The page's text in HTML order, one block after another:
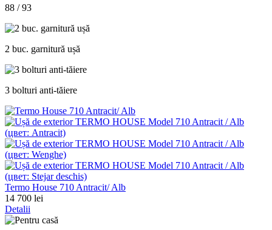
88 / 93
2 buc. garnitură ușă
3 bolturi anti-tăiere
Termo House 710 Antracit/ Alb
14 700 lei
Detalii